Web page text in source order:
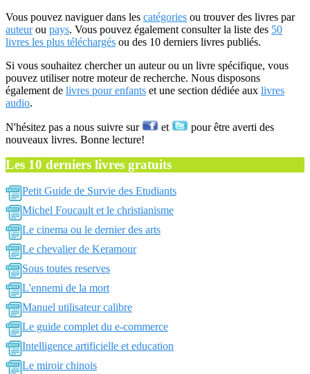
Vous pouvez naviguer dans les catégories ou trouver des livres par
auteurou pays. Vous pouvez également consulter la liste des 50
livres les plus téléchargés ou des 10 derniers livres publiés.
Si vous souhaitez chercher un auteur ou un livre spécifique, vous
pouvez utiliser notre moteur de recherche. Nous disposons
également de livres pour enfants et une section dédiée aux livres
audio.
N'hésitez pas a nous suivre sur et
pour être averti des
nouveaux livres. Bonne lecture!
Les 10 derniers livres gratuits
Petit Guide de Survie des Etudiants
Michel Foucault et le christianisme
Le cinema ou le dernier des arts
Le chevalier de Keramour
Sous toutes reserves
L'ennemi de la mort
Manuel utilisateur calibre
Le guide complet du e-commerce
Intelligence artificielle et education
Le miroir chinois